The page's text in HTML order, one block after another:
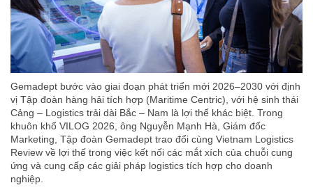
Gemadept bước vào giai đoạn phát triển mới 2026–2030 với định
vị Tập đoàn hàng hải tích hợp (Maritime Centric), với hệ sinh thái
Cảng – Logistics trải dài Bắc – Nam là lợi thế khác biệt. Trong
khuôn khổ VILOG 2026, ông Nguyễn Mạnh Hà, Giám đốc
Marketing, Tập đoàn Gemadept trao đổi cùng Vietnam Logistics
Review về lợi thế trong việc kết nối các mắt xích của chuỗi cung
ứng và cung cấp các giải pháp logistics tích hợp cho doanh
nghiệp.